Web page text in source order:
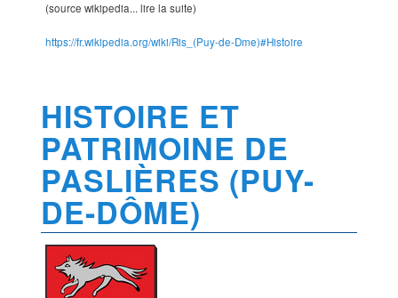
(source wikipedia... lire la suite)
https://fr.wikipedia.org/wiki/Ris_(Puy-de-Dme)#Histoire
HISTOIRE ET
PATRIMOINE DE
PASLIÈRES (PUY-
DE-DÔME)